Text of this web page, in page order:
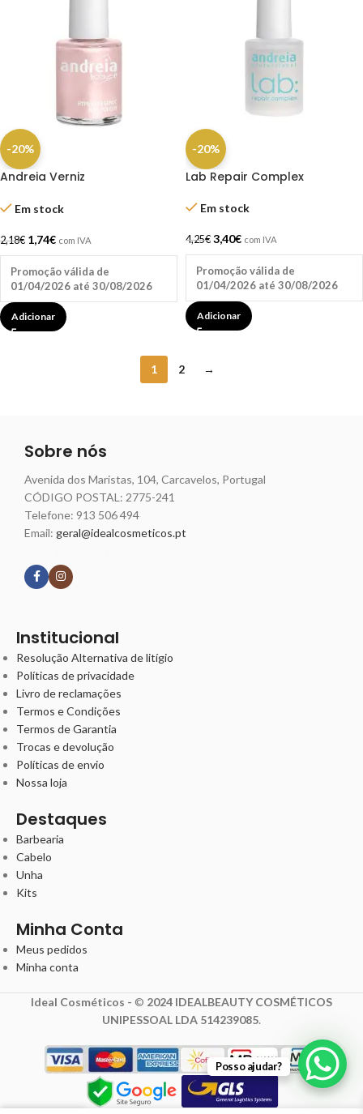
-20%
Andreia Verniz
Em stock
2,18€ 1,74€ com IVA
Promoção válida de
01/04/2026 até 30/08/2026
Adicionar
-20%
Lab Repair Complex
Em stock
4,25€ 3,40€ com IVA
Promoção válida de
01/04/2026 até 30/08/2026
Adicionar
1 2 →
Sobre nós
Avenida dos Maristas, 104, Carcavelos, Portugal
CÓDIGO POSTAL: 2775-241
Telefone: 913 506 494
Email: geral@idealcosmeticos.pt
Institucional
Resolução Alternativa de litígio
Políticas de privacidade
Livro de reclamações
Termos e Condições
Termos de Garantia
Trocas e devolução
Políticas de envio
Nossa loja
Destaques
Barbearia
Cabelo
Unha
Kits
Minha Conta
Meus pedidos
Minha conta
Ideal Cosméticos - © 2024 IDEALBEAUTY COSMÉTICOS
UNIPESSOAL LDA 514239085.
Posso ajudar?